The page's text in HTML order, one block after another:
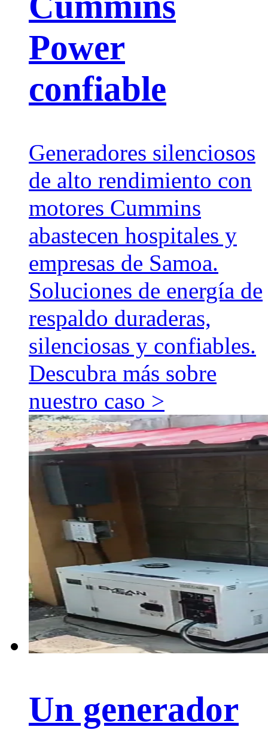
Power
confiable
Generadores silenciosos
de alto rendimiento con
motores Cummins
abastecen hospitales y
empresas de Samoa.
Soluciones de energía de
respaldo duraderas,
silenciosas y confiables.
Descubra más sobre
nuestro caso >
Un generador